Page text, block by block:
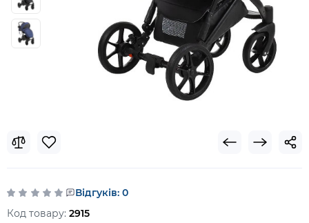
Відгуків: 0
Код товару: 2915